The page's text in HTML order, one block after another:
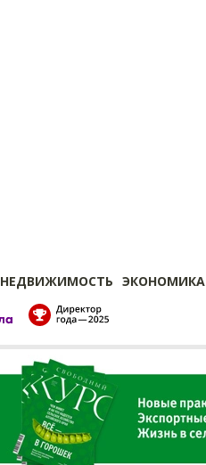
НЕДВИЖИМОСТЬ ЭКОНОМИКА